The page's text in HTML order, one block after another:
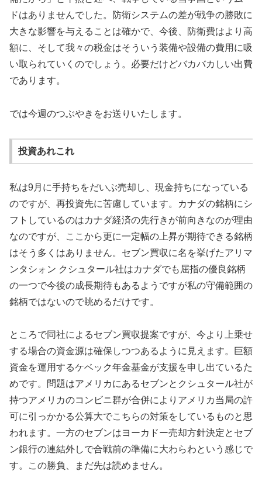
ドはありませんでした。防衛システムの差が戦争の勝敗に
大きな影響を与えることは確かで、今後、防衛費はより高
額に、そして我々の税金はそういう装備や設備の費用に吸
い取られていくのでしょう。必要だけどバカバカしい出費
であります。
では今週のつぶやきをお送りいたします。
投資あれこれ
私は9月に手持ちをだいぶ売却し、現金持ちになっている
のですが、再投資先に苦慮しています。カナダの銘柄にシ
フトしているのはカナダ経済の先行きが前向きなのが理由
なのですが、ここから更に一定幅の上昇が期待できる銘柄
はそう多くはありません。セブン買収に名を挙げたアリマ
ンタシォン クシュタール社はカナダでも屈指の優良銘柄
の一つで今後の成長期待もあるようですが私の守備範囲の
銘柄ではないので眺めるだけです。
ところで同社によるセブン買収提案ですが、今より上乗せ
する場合の資金源は確保しつつあるように見えます。巨額
資金を運用するケベック年金基金が支援を申し出ているた
めです。問題はアメリカにあるセブンとクシュタール社が
持つアメリカのコンビニ群が合併によりアメリカ当局の許
可に引っかかる公算大でこちらの対策をしているものと思
われます。一方のセブンはヨーカドー売却方針決定とセブ
ン銀行の連結外しで合戦前の準備に大わらわという感じで
す。この勝負、まだ先は読めません。